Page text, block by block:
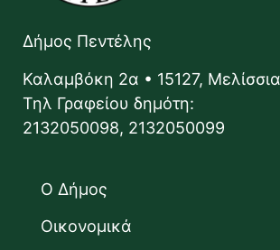
Δήμος Πεντέλης
Καλαμβόκη 2α • 15127, Μελίσσια
Τηλ Γραφείου δημότη:
2132050098, 2132050099
Ο Δήμος
Οικονομικά